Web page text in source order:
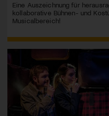
Eine Auszeichnung für
kollaborative Bühnen- und
Musicalbereich!